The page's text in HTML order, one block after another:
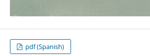
pdf (Spanish)